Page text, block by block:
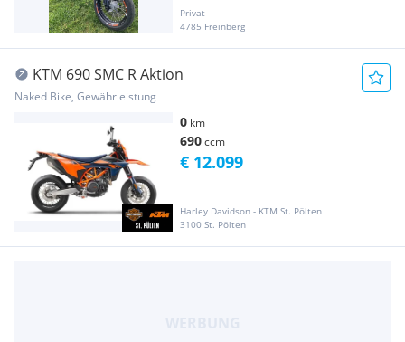
Privat
4785 Freinberg
KTM 690 SMC R Aktion
Naked Bike, Gewährleistung
0 km
690ccm
Harley Davidson - KTM St. Pölten
3100 St. Pölten
€ 12.099